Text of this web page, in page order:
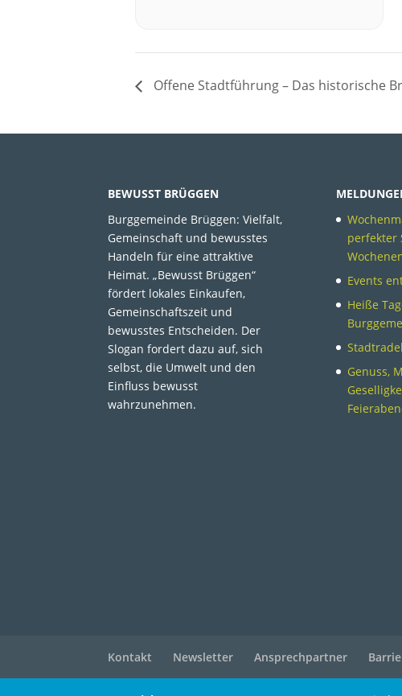
Offene Stadtführung – Das historische
BEWUSST BRÜGGEN
Burggemeinde Brüggen: Vielfalt,
Gemeinschaft und bewusstes
Handeln für eine attraktive
Heimat. „Bewusst Brüggen“
fördert lokales Einkaufen,
Gemeinschaftszeit und
bewusstes Entscheiden. Der
Slogan fordert dazu auf, sich
selbst, die Umwelt und den
Einfluss bewusst
wahrzunehmen.
perfekter
Events
Heiße
Genuss,
Kontakt Newsletter Ansprechpartner